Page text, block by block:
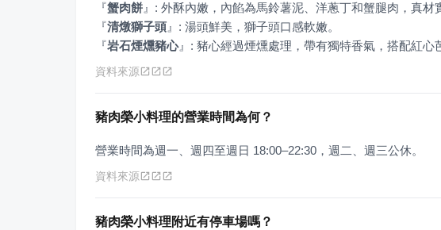
『蟹肉餅 』
『清燉獅子頭 』
『岩石煙燻豬心』 : 豬心經過煙燻處理，帶有獨特香氣，搭配紅心
資料來源
豬肉榮小料理的營業時間為何？
營業時間為週一、週四至週日 18:00–22:30，週二、週三公休。
資料來源
豬肉榮小料理附近有停車場嗎？